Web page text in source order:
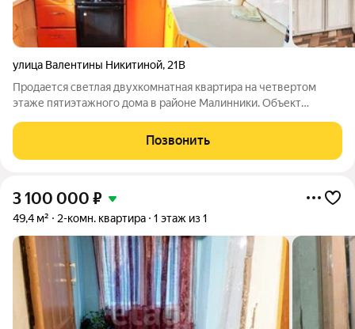
улица Валентины Никитиной, 21В
Продается светлая двухкомнатная квартира на четвертом
этаже пятиэтажного дома в районе Малинники. Объект
находятся школа №25, детская школа искусств, супермаркеты,
пункты выдачи заказов и
Позвонить
3 100 000 ₽
49,4 м² 2-комн. квартира 1 этаж из 1